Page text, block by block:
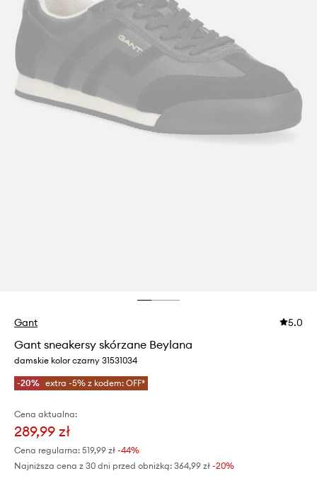
Gant 5.0
Gant sneakersy skórzane Beylana
damskie kolor czarny 31531034
-20% extra -5% z kodem: OFF*
Cena aktualna:
289,99 zł
Cena regularna: 519,99 zł -44%
Najniższa cena z 30 dni przed obniżką: 364,99 zł -20%